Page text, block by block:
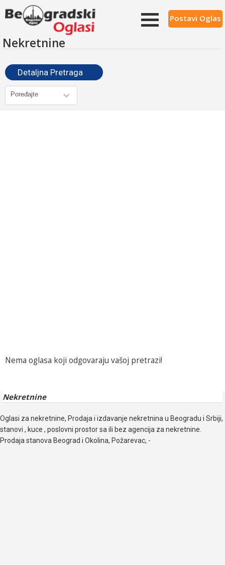
Postavi Oglas
Nekretnine
Detaljna Pretraga
Nema oglasa koji odgovaraju vašoj pretrazi!
Nekretnine
Oglasi za nekretnine, Prodaja i izdavanje nekretnina u Beogradu i Srbiji,
stanovi , kuce , poslovni prostor sa ili bez agencija za nekretnine.
Prodaja stanova Beograd i Okolina, Požarevac, -